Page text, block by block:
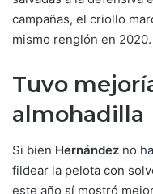
campañas, el criollo
mismo renglón en 2020.
Tuvo
almohadilla
Si bien Hernández no
fildear la pelota con
este año sí mostró